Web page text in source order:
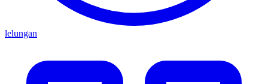
lelungan